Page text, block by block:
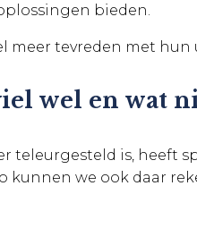
bieden.
meer tevreden met hun
wel en wat
teleurgesteld is, heeft
kunnen we ook daar